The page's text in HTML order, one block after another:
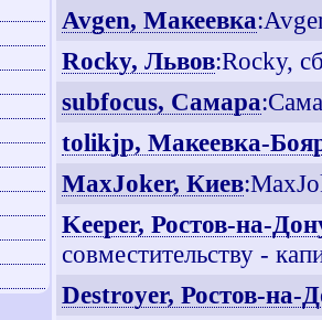
Avgen, Макеевка
Rocky, Львов:Rocky,
subfocus, Самара
tolikjp, Макеевка-
MaxJoker, Киев
Keeper, Ростов-на-
совместительству -
Destroyer, Ростов-на-